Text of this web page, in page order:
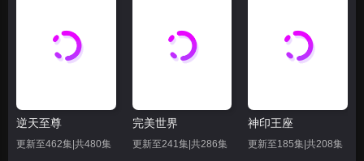
46 47 48
49 52 55
逆天至尊
更新至462集|共480集
完美世界
更新至241集|共286集
神印王座
更新至185集|共208集